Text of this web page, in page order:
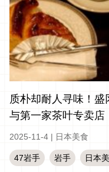
质朴却耐人寻味！
与第一家茶叶专卖店
2025-11-4 | 日本美食
47岩手 岩手 日本